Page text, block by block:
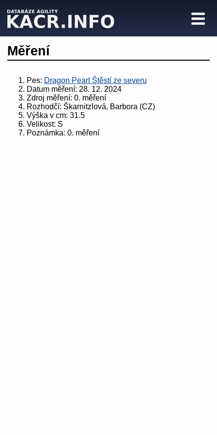
Měření
Pes: Dragon Pearl Štěstí ze severu
Datum měření: 28. 12. 2024
Zdroj měření: 0. měření
Rozhodčí: Škarnitzlová, Barbora (CZ)
Výška v cm: 31.5
Velikost: S
Poznámka: 0. měření